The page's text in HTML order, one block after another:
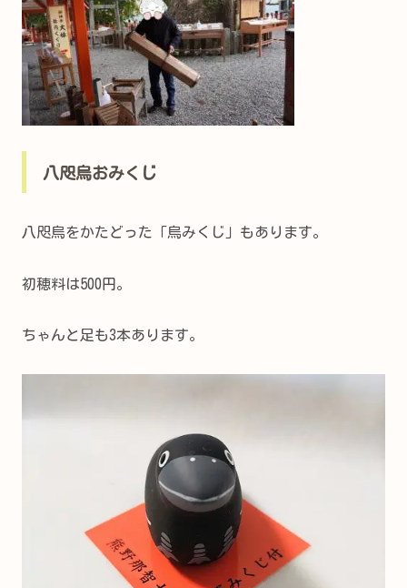
八咫烏おみくじ
八咫烏をかたどった「烏みくじ」もあります。
初穂料は500円。
ちゃんと足も3本あります。